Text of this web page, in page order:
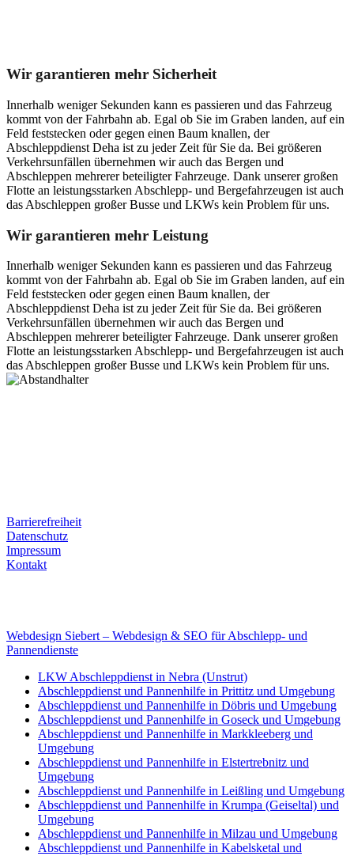
Wir garantieren mehr Sicherheit
Innerhalb weniger Sekunden kann es passieren und das Fahrzeug
kommt von der Fahrbahn ab. Egal ob Sie im Graben landen, auf ein
Feld feststecken oder gegen einen Baum knallen, der
Abschleppdienst Deha ist zu jeder Zeit für Sie da. Bei größeren
Verkehrsunfällen übernehmen wir auch das Bergen und
Abschleppen mehrerer beteiligter Fahrzeuge. Dank unserer großen
Flotte an leistungsstarken Abschlepp- und Bergefahrzeugen ist auch
das Abschleppen großer Busse und LKWs kein Problem für uns.
Wir garantieren mehr Leistung
Innerhalb weniger Sekunden kann es passieren und das Fahrzeug
kommt von der Fahrbahn ab. Egal ob Sie im Graben landen, auf ein
Feld feststecken oder gegen einen Baum knallen, der
Abschleppdienst Deha ist zu jeder Zeit für Sie da. Bei größeren
Verkehrsunfällen übernehmen wir auch das Bergen und
Abschleppen mehrerer beteiligter Fahrzeuge. Dank unserer großen
Flotte an leistungsstarken Abschlepp- und Bergefahrzeugen ist auch
das Abschleppen großer Busse und LKWs kein Problem für uns.
Barrierefreiheit
Datenschutz
Impressum
Kontakt
Webdesign Siebert – Webdesign & SEO für Abschlepp- und
Pannendienste
LKW Abschleppdienst in Nebra (Unstrut)
Abschleppdienst und Pannenhilfe in Prittitz und Umgebung
Abschleppdienst und Pannenhilfe in Döbris und Umgebung
Abschleppdienst und Pannenhilfe in Goseck und Umgebung
Abschleppdienst und Pannenhilfe in Markkleeberg und
Umgebung
Abschleppdienst und Pannenhilfe in Elstertrebnitz und
Umgebung
Abschleppdienst und Pannenhilfe in Leißling und Umgebung
Abschleppdienst und Pannenhilfe in Krumpa (Geiseltal) und
Umgebung
Abschleppdienst und Pannenhilfe in Milzau und Umgebung
Abschleppdienst und Pannenhilfe in Kabelsketal und